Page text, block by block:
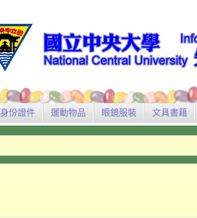
身份證件 運動物品 眼鏡服裝 文具書籍